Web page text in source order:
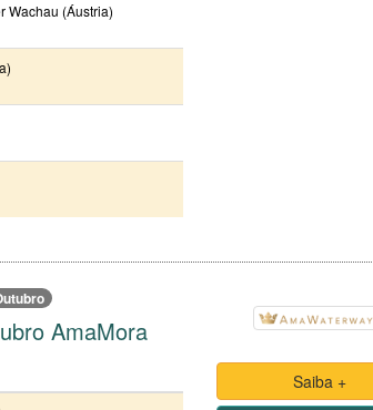
Wachau (Áustria)
AmaMora
Saiba +